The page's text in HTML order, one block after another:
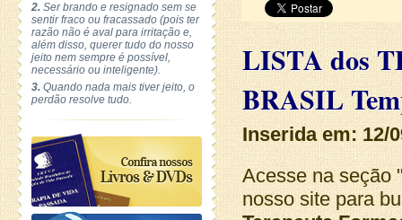
2. Ser brando e resignado sem se
sentir fraco ou fracassado (pois ter
razão não é aval para irritação e,
além disso, querer tudo do nosso
jeito nem sempre é possível,
necessário ou inteligente).
3. Quando nada mais tiver jeito, o
perdão resolve tudo.
LISTA dos
BRASIL
Inserida em: 12/
Acesse na seção
nosso site para